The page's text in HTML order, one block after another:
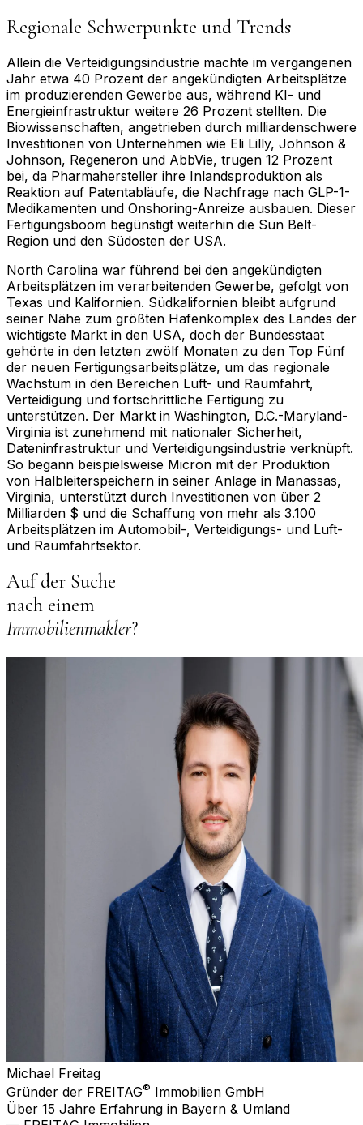
Regionale Schwerpunkte und Trends
Allein die Verteidigungsindustrie machte im vergangenen
Jahr etwa 40 Prozent der angekündigten Arbeitsplätze
im produzierenden Gewerbe aus, während KI- und
Energieinfrastruktur weitere 26 Prozent stellten. Die
Biowissenschaften, angetrieben durch milliardenschwere
Investitionen von Unternehmen wie Eli Lilly, Johnson &
Johnson, Regeneron und AbbVie, trugen 12 Prozent
bei, da Pharmahersteller ihre Inlandsproduktion als
Reaktion auf Patentabläufe, die Nachfrage nach GLP-1-
Medikamenten und Onshoring-Anreize ausbauen. Dieser
Fertigungsboom begünstigt weiterhin die Sun Belt-
Region und den Südosten der USA.
North Carolina war führend bei den angekündigten
Arbeitsplätzen im verarbeitenden Gewerbe, gefolgt von
Texas und Kalifornien. Südkalifornien bleibt aufgrund
seiner Nähe zum größten Hafenkomplex des Landes der
wichtigste Markt in den USA, doch der Bundesstaat
gehörte in den letzten zwölf Monaten zu den Top Fünf
der neuen Fertigungsarbeitsplätze, um das regionale
Wachstum in den Bereichen Luft- und Raumfahrt,
Verteidigung und fortschrittliche Fertigung zu
unterstützen. Der Markt in Washington, D.C.-Maryland-
Virginia ist zunehmend mit nationaler Sicherheit,
Dateninfrastruktur und Verteidigungsindustrie verknüpft.
So begann beispielsweise Micron mit der Produktion
von Halbleiterspeichern in seiner Anlage in Manassas,
Virginia, unterstützt durch Investitionen von über 2
Milliarden $ und die Schaffung von mehr als 3.100
Arbeitsplätzen im Automobil-, Verteidigungs- und Luft-
und Raumfahrtsektor.
Auf der Suche
nach einem
Immobilienmakler?
Michael Freitag
Gründer der FREITAG® Immobilien GmbH
Über 15 Jahre Erfahrung in Bayern & Umland